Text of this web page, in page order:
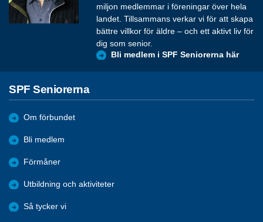
miljon medlemmar i föreningar över hela
landet. Tillsammans verkar vi för att skapa
bättre villkor för äldre – och ett aktivt liv för
dig som senior.
Bli medlem i SPF Seniorerna här
SPF Seniorerna
Om förbundet
Bli medlem
Förmåner
Utbildning och aktiviteter
Så tycker vi